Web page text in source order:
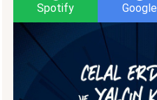
Spotify Google